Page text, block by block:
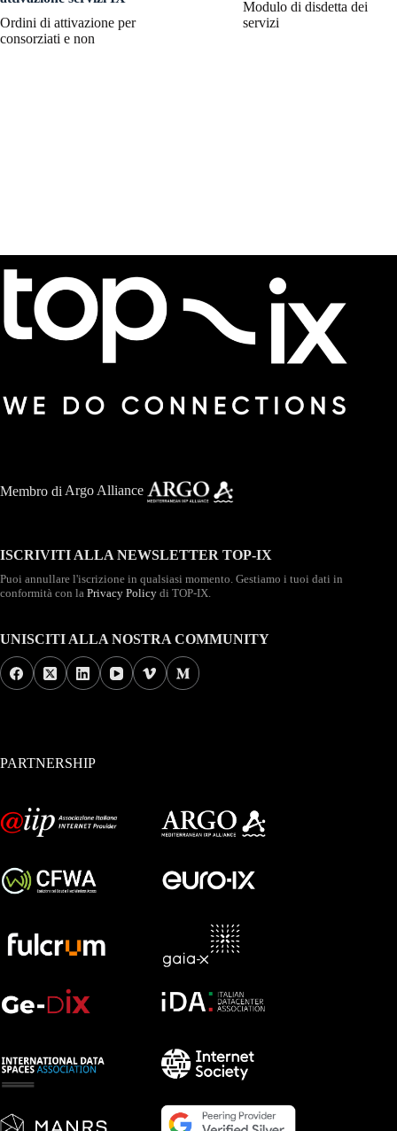
Ordini di attivazione per
consorziati e non
Modulo di disdetta dei
servizi
Membro di Argo Alliance
ISCRIVITI ALLA NEWSLETTER TOP-IX
Puoi annullare l'iscrizione in qualsiasi momento. Gestiamo i tuoi dati in
conformità con la Privacy Policy di TOP-IX.
UNISCITI ALLA NOSTRA COMMUNITY
PARTNERSHIP